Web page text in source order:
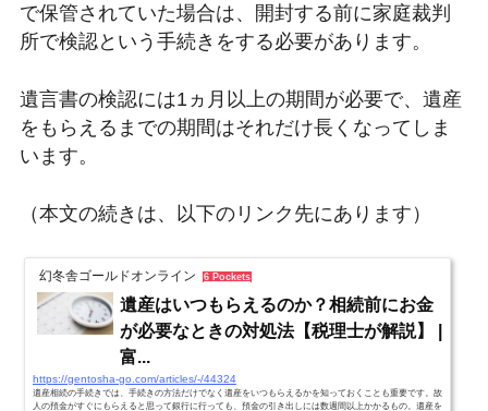
で保管されていた場合は、開封する前に家庭裁判
所で検認という手続きをする必要があります。
遺言書の検認には1ヵ月以上の期間が必要で、遺産
をもらえるまでの期間はそれだけ長くなってしま
います。
（本文の続きは、以下のリンク先にあります）
幻冬舎ゴールドオンライン 6 Pockets
遺産はいつもらえるのか？相続前にお金
が必要なときの対処法【税理士が解説】 |
富...
https://gentosha-go.com/articles/-/44324
遺産相続の手続きでは、手続きの方法だけでなく遺産をいつもらえるかを知っておくことも重要です。故
人の預金がすぐにもらえると思って銀行に行っても、預金の引き出しには数週間以上かかるもの。遺産を